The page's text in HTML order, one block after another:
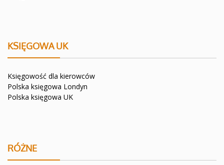
KSIĘGOWA UK
Księgowość dla kierowców
Polska księgowa Londyn
Polska księgowa UK
RÓŻNE